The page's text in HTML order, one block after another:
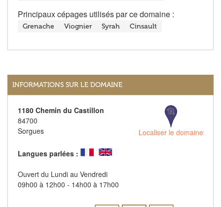
Principaux cépages utilisés par ce domaine :
Grenache Viognier Syrah Cinsault
INFORMATIONS SUR LE DOMAINE
1180 Chemin du Castillon
84700
Sorgues
Localiser le domaine
Langues parlées :
Ouvert du Lundi au Vendredi
09h00 à 12h00 - 14h00 à 17h00